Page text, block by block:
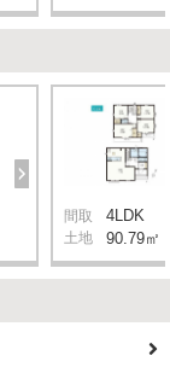
間取 4LDK
土地 90.79㎡